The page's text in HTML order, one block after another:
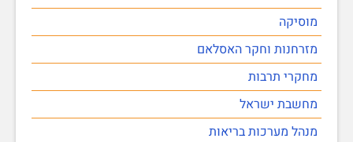
מוסיקה
מזרחנות וחקר האסלאם
מחקרי תרבות
מחשבת ישראל
מנהל מערכות בריאות